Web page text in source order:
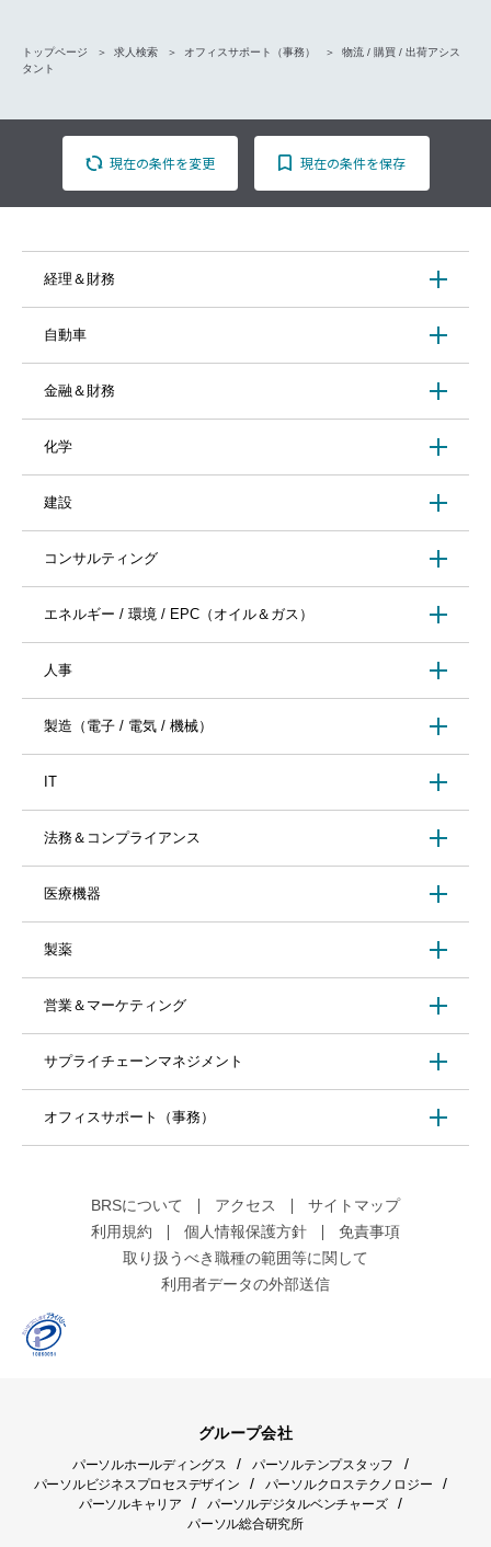
トップページ 求人検索 オフィスサポート（事務）
物流 / 購買 / 出荷アシス
タント
現在の条件を変更 現在の条件を保存
経理＆財務
自動車
金融＆財務
化学
建設
コンサルティング
エネルギー / 環境 / EPC（オイル＆ガス）
人事
製造（電子 / 電気 / 機械）
IT
法務＆コンプライアンス
医療機器
製薬
営業＆マーケティング
サプライチェーンマネジメント
オフィスサポート（事務）
BRSについて アクセス
サイトマップ
利用規約
個人情報保護方針
免責事項
取り扱うべき職種の範囲等に関して
利用者データの外部送信
グループ会社
パーソルホールディングス / パーソルテンプスタッフ /
パーソルビジネスプロセスデザイン / パーソルクロステクノロジー /
パーソルキャリア / パーソルデジタルベンチャーズ /
パーソル総合研究所